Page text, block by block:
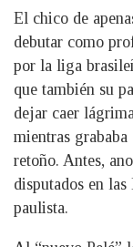
El chico de
debutar como
por la liga
que también su
dejar caer
mientras
retoño. Antes,
disputados en
paulista.